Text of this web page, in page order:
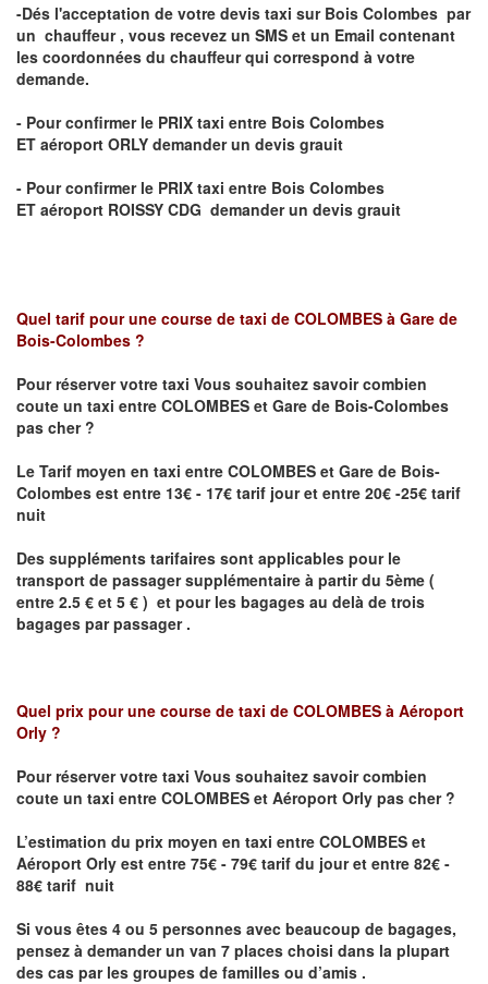
-Dés l'acceptation de votre devis taxi sur Bois Colombes par
un chauffeur , vous recevez un SMS et un Email contenant
les coordonnées du chauffeur qui correspond à votre
demande.
- Pour confirmer le PRIX taxi entre Bois Colombes
ET aéroport ORLY demander un devis grauit
- Pour confirmer le PRIX taxi entre Bois Colombes
ET aéroport ROISSY CDG demander un devis grauit
Quel tarif pour une course de taxi de COLOMBES à Gare de
Bois-Colombes ?
Pour réserver votre taxi Vous souhaitez savoircombien
coute un taxi entre COLOMBES et Gare de Bois-Colombes
pas cher ?
Le Tarif moyen en taxi entre COLOMBES et Gare de Bois-
Colombes est entre 13€ - 17€ tarif jour et entre 20€ -25€ tarif
nuit
Des suppléments tarifaires sont applicables pour le
transport de passager supplémentaire à partir du 5ème (
entre 2.5 € et 5 € ) et pour les bagages au delà de trois
bagages par passager .
Quel prix pour une course de taxi de COLOMBES à Aéroport
Orly ?
Pour réserver votre taxi Vous souhaitez savoircombien
coute un taxi entre COLOMBES et Aéroport Orly pas cher ?
L’estimation du prix moyen en taxi entre COLOMBES et
Aéroport Orly est entre 75€ - 79€ tarif du jour et entre 82€ -
88€ tarif nuit
Si vous êtes 4 ou 5 personnes avec beaucoup de bagages,
pensez à demander un van 7 places choisi dans la plupart
des cas par les groupes de familles ou d’amis .